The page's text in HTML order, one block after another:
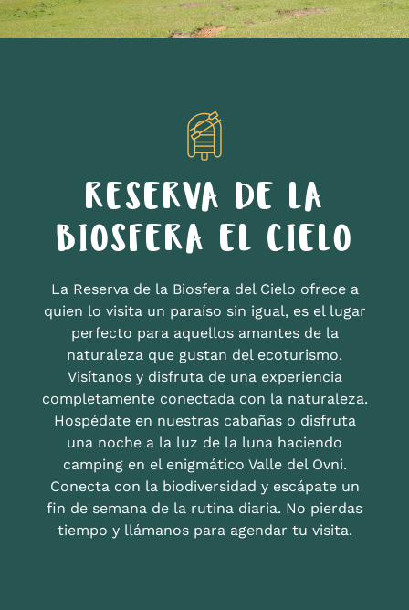
RESERVA DE LA
BIOSFERA EL CIELO
La Reserva de la Biosfera del Cielo ofrece a
quien lo visita un paraíso sin igual, es el lugar
perfecto para aquellos amantes de la
naturaleza que gustan del ecoturismo.
Visítanos y disfruta de una experiencia
completamente conectada con la naturaleza.
Hospédate en nuestras cabañas o disfruta
una noche a la luz de la luna haciendo
camping en el enigmático Valle del Ovni.
Conecta con la biodiversidad y escápate un
fin de semana de la rutina diaria. No pierdas
tiempo y llámanos para agendar tu visita.